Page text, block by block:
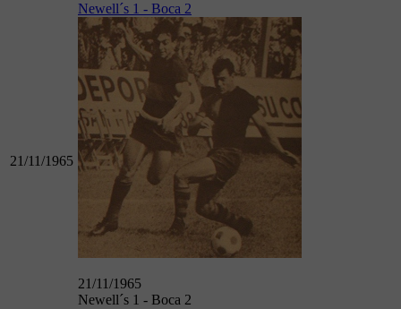
21/11/1965
Newell´s 1 - Boca 2
21/11/1965
Newell´s 1 - Boca 2